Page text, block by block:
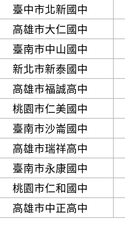
臺中市北新國中
高雄市大仁國中
臺南市中山國中
新北市新泰國中
高雄市福誠高中
桃園市仁美國中
臺南市沙崙國中
高雄市瑞祥高中
臺南市永康國中
桃園市仁和國中
高雄市中正高中